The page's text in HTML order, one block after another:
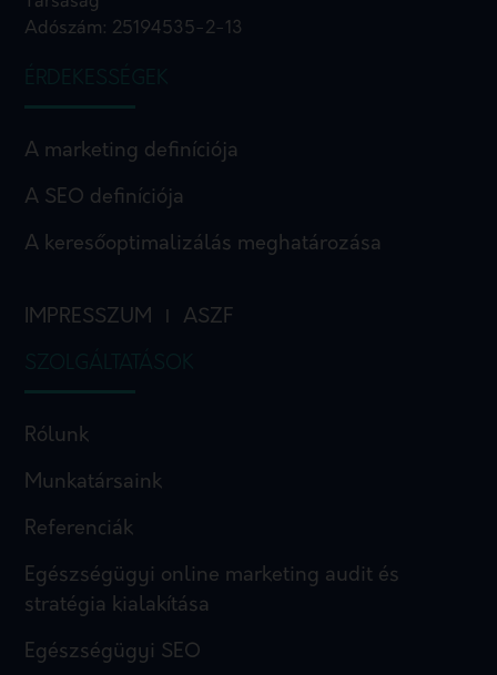
Adószám: 25194535-2-13
ÉRDEKESSÉGEK
A marketing definíciója
A SEO definíciója
A keresőoptimalizálás meghatározása
IMPRESSZUM ASZF
SZOLGÁLTATÁSOK
Rólunk
Munkatársaink
Referenciák
Egészségügyi online marketing audit és
stratégia kialakítása
Egészségügyi SEO